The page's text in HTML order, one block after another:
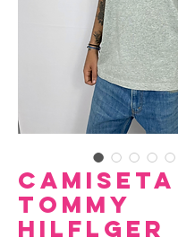
Camiseta
Tommy
Hilflger